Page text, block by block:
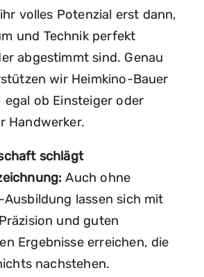
volles Potenzial erst dann,
und Technik perfekt
abgestimmt sind. Genau
wir Heimkino-Bauer
egal ob Einsteiger oder
Handwerker.
schlägt
Auch ohne
Ausbildung lassen sich mit
und guten
Ergebnisse erreichen, die
nachstehen.